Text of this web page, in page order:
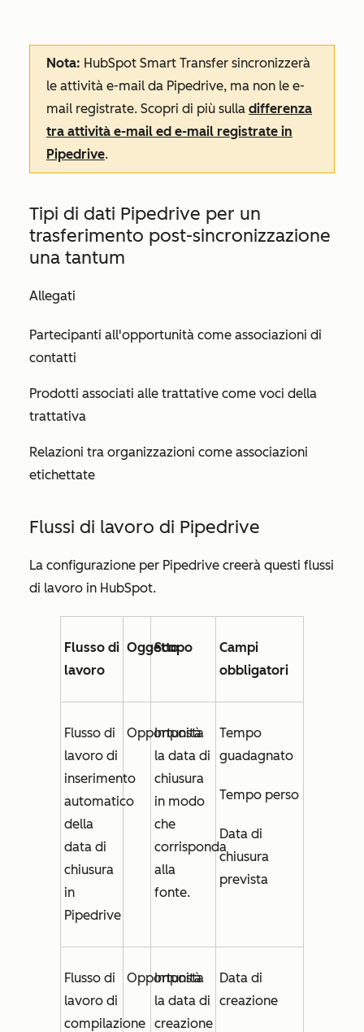
Nota: HubSpot Smart Transfer sincronizzerà
le attività e-mail da Pipedrive, ma non le e-
mail registrate. Scopri di più sulla differenza
tra attività e-mail ed e-mail registrate in
Pipedrive.
Tipi di dati Pipedrive per un
trasferimento post-sincronizzazione
una tantum
Allegati
Partecipanti all'opportunità come associazioni di
contatti
Prodotti associati alle trattative come voci della
trattativa
Relazioni tra organizzazioni come associazioni
etichettate
Flussi di lavoro di Pipedrive
La configurazione per Pipedrive creerà questi flussi
di lavoro in HubSpot.
Flusso di
lavoro
Oggetto
Scopo
Campi
obbligatori
Flusso di
lavoro di
inserimento
automatico
della
data di
chiusura
in
Pipedrive
Opportunità
Imposta
la data di
chiusura
in modo
che
corrisponda
alla
fonte.
Tempo
guadagnato
Tempo perso
Data di
chiusura
prevista
Flusso di
lavoro di
compilazione
Opportunità
Imposta
la data di
creazione
Data di
creazione